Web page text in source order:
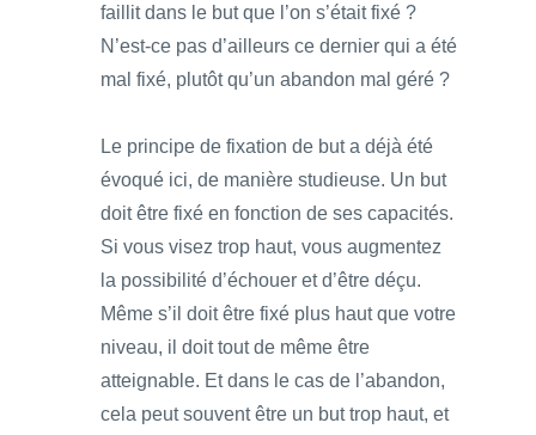
faillit dans le but que l’on s’était fixé ?
N’est-ce pas d’ailleurs ce dernier qui a été
mal fixé, plutôt qu’un abandon mal géré ?
Le principe de fixation de but a déjà été
évoqué ici, de manière studieuse. Un but
doit être fixé en fonction de ses capacités.
Si vous visez trop haut, vous augmentez
la possibilité d’échouer et d’être déçu.
Même s’il doit être fixé plus haut que votre
niveau, il doit tout de même être
atteignable. Et dans le cas de l’abandon,
cela peut souvent être un but trop haut, et